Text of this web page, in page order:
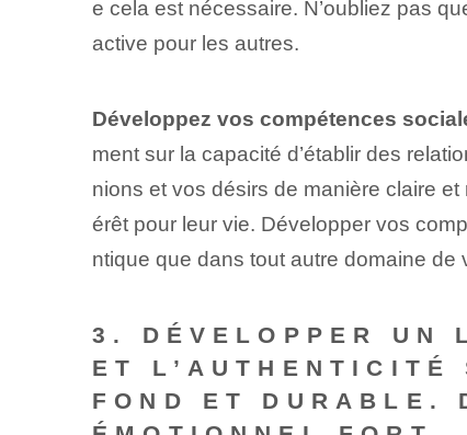
e cela est nécessaire. N’oubliez pas
active pour les autres.
Développez vos compétences
ment sur la capacité d’établir des
nions et vos désirs de manière claire
érêt pour leur vie. Développer vos
ntique que dans tout autre domaine de
3. DÉVELOPPER UN
ET
FOND ET DURABLE.